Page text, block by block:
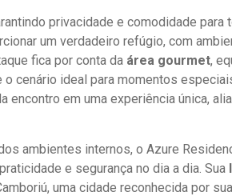
privacidade e comodidade para
um verdadeiro refúgio, com
fica por conta da área gourmet,
o cenário ideal para momentos
encontro em uma experiência única,
ambientes internos, o Azure
e segurança no dia a dia. Sua
uma cidade reconhecida por